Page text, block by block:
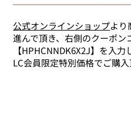
公式オンラインショップより
進んで頂き、右側のクーポン
【HPHCNNDK6X2J】を入力
LC会員限定特別価格でご購入